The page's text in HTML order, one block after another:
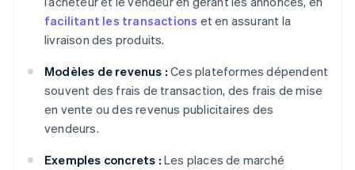
facilitant les transactions et en assurant la
livraison des produits.
Modèles de revenus : Ces plateformes dépendent
souvent des frais de transaction, des frais de mise
en vente ou des revenus publicitaires des
vendeurs.
Exemples concrets : Les places de marché